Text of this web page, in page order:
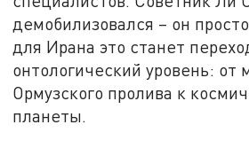
демобилизовался – он
для Ирана это станет
онтологический уровень: от
Ормузского пролива к
планеты.